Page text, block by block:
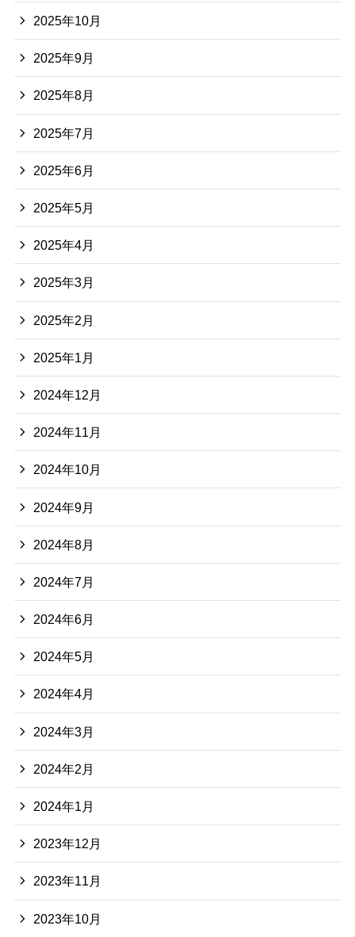
2025年10月
2025年9月
2025年8月
2025年7月
2025年6月
2025年5月
2025年4月
2025年3月
2025年2月
2025年1月
2024年12月
2024年11月
2024年10月
2024年9月
2024年8月
2024年7月
2024年6月
2024年5月
2024年4月
2024年3月
2024年2月
2024年1月
2023年12月
2023年11月
2023年10月